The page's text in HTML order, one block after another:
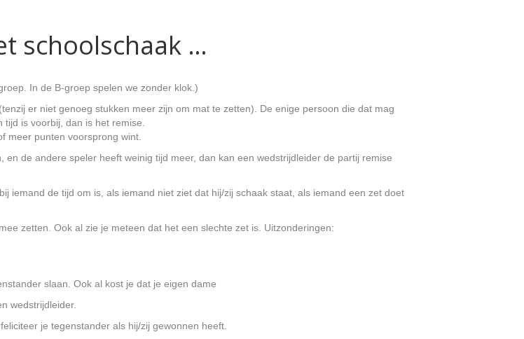
schoolschaak …
In de B-groep spelen we zonder klok.)
er niet genoeg stukken meer zijn om mat te zetten). De enige persoon die dat mag
is voorbij, dan is het remise.
meer punten voorsprong wint.
de andere speler heeft weinig tijd meer, dan kan een wedstrijdleider de partij remise
iemand de tijd om is, als iemand niet ziet dat hij/zij schaak staat, als iemand een zet doet
zetten. Ook al zie je meteen dat het een slechte zet is. Uitzonderingen:
slaan. Ook al kost je dat je eigen dame
wedstrijdleider.
je tegenstander als hij/zij gewonnen heeft.